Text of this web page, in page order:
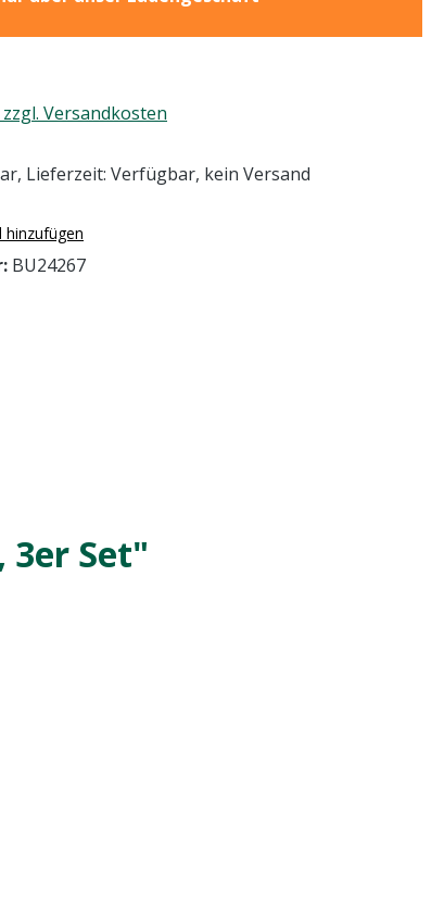
Versandkosten
Lieferzeit: Verfügbar, kein Versand
hinzufügen
BU24267
Set"